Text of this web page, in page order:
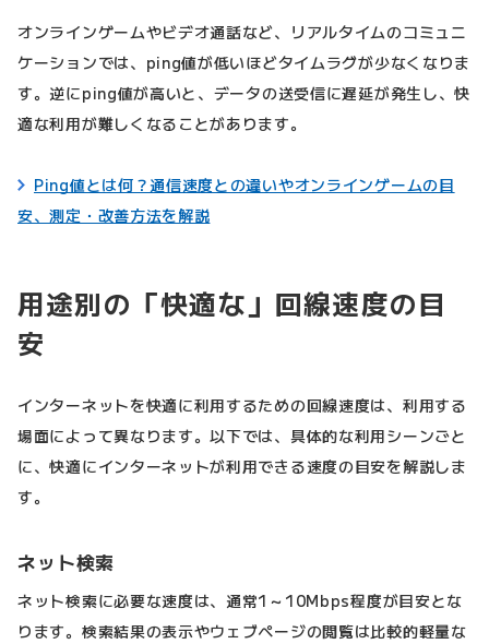
オンラインゲームやビデオ通話など、リアルタイムのコミュニ
ケーションでは、ping値が低いほどタイムラグが少なくなりま
す。逆にping値が高いと、データの送受信に遅延が発生し、快
適な利用が難しくなることがあります。
Ping値とは何？通信速度との違いやオンラインゲームの目
安、測定・改善方法を解説
用途別の「快適な」回線速度の目
安
インターネットを快適に利用するための回線速度は、利用する
場面によって異なります。以下では、具体的な利用シーンごと
に、快適にインターネットが利用できる速度の目安を解説しま
す。
ネット検索
ネット検索に必要な速度は、通常1～10Mbps程度が目安とな
ります。検索結果の表示やウェブページの閲覧は比較的軽量な